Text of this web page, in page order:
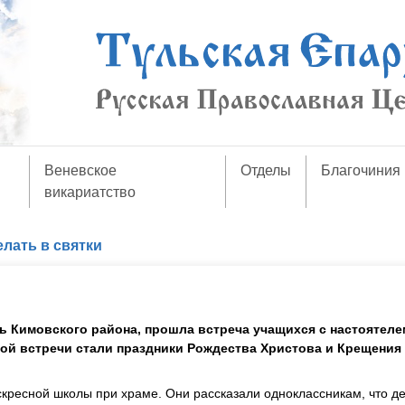
Веневское
викариатство
Отделы Благочиния
в святки
района, прошла встреча учащихся с
встречи стали праздники Рождества Христова и Крещения
школы при храме. Они рассказали одноклассникам, что